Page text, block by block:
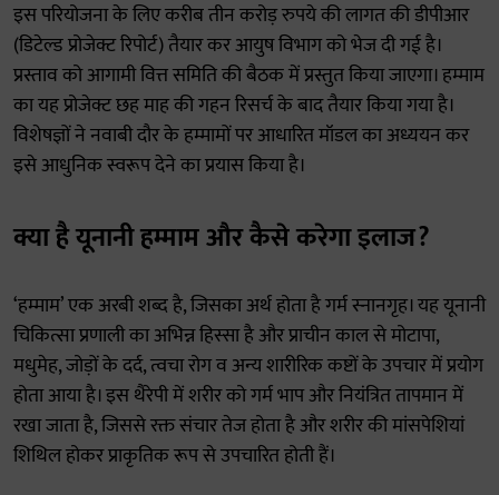
इस परियोजना के लिए करीब तीन करोड़ रुपये की लागत की डीपीआर
(डिटेल्ड प्रोजेक्ट रिपोर्ट) तैयार कर आयुष विभाग को भेज दी गई है।
प्रस्ताव को आगामी वित्त समिति की बैठक में प्रस्तुत किया जाएगा। हम्माम
का यह प्रोजेक्ट छह माह की गहन रिसर्च के बाद तैयार किया गया है।
विशेषज्ञों ने नवाबी दौर के हम्मामों पर आधारित मॉडल का अध्ययन कर
इसे आधुनिक स्वरूप देने का प्रयास किया है।
क्या है यूनानी हम्माम और कैसे करेगा इलाज?
‘हम्माम’ एक अरबी शब्द है, जिसका अर्थ होता है गर्म स्नानगृह। यह यूनानी
चिकित्सा प्रणाली का अभिन्न हिस्सा है और प्राचीन काल से मोटापा,
मधुमेह, जोड़ों के दर्द, त्वचा रोग व अन्य शारीरिक कष्टों के उपचार में प्रयोग
होता आया है। इस थैरेपी में शरीर को गर्म भाप और नियंत्रित तापमान में
रखा जाता है, जिससे रक्त संचार तेज होता है और शरीर की मांसपेशियां
शिथिल होकर प्राकृतिक रूप से उपचारित होती हैं।